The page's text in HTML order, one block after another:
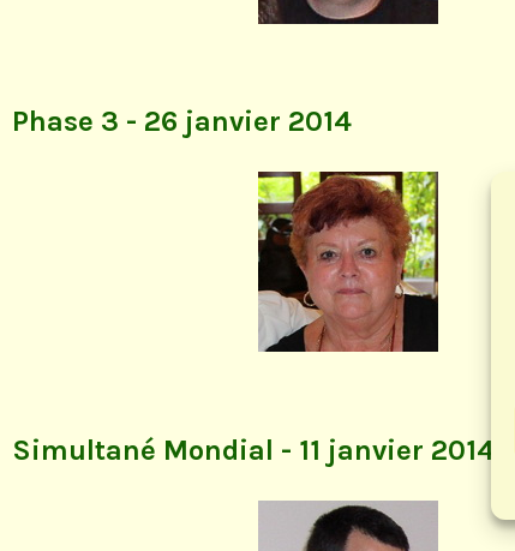
Phase 3 - 26 janvier 2014
Simultané Mondial - 11 janvier 2014